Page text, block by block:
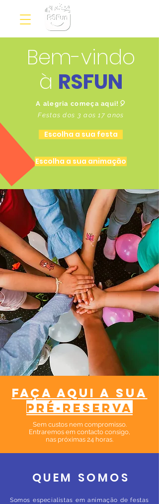
Bem-vindo
à RSFUN
A alegria começa aqui!🎈
Festas dos 3 aos 17 anos
Escolha a sua festa
Escolha a sua animação
faça aqui a sua
pré-reserva
Sem custos nem compromisso.​
Entraremos em contacto consigo,
nas próximas 24 horas.
QUEM SOMOS
Somos especialistas em animação de festas